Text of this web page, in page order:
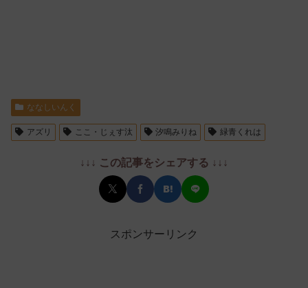
ななしいんく
アズリ ここ・じぇす汰 汐鳴みりね 緑青くれは
↓↓↓ この記事をシェアする ↓↓↓
スポンサーリンク